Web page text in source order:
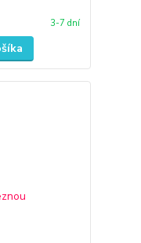
3-7 dní